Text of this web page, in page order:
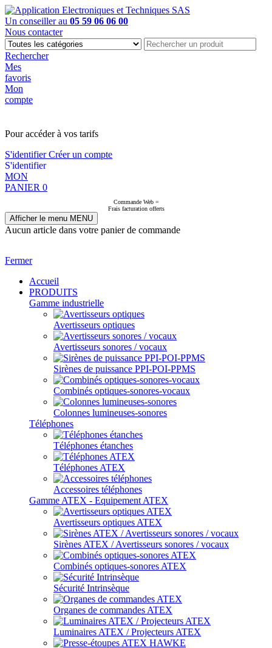
Un conseiller au 05 59 06 06 00
Nous contacter
Rechercher
Mes
favoris
Mon
compte
Pour accéder à vos tarifs
S'identifierCréer un compte
S'identifier
MON
PANIER 0
Commande Web =
Frais facturation offerts
Afficher le menu MENU
Aucun article dans votre panier de commande
Fermer
Accueil
PRODUITS
Gamme industrielle
Avertisseurs optiques
Avertisseurs sonores / vocaux
Sirènes de puissance PPI-POI-PPMS
Combinés optiques-sonores-vocaux
Colonnes lumineuses-sonores
Téléphones
Téléphones étanches
Téléphones ATEX
Accessoires téléphones
Gamme ATEX - Equipement ATEX
Avertisseurs optiques ATEX
Sirènes ATEX / Avertisseurs sonores / vocaux
Combinés optiques-sonores ATEX
Sécurité Intrinsèque
Organes de commandes ATEX
Luminaires ATEX / Projecteurs ATEX